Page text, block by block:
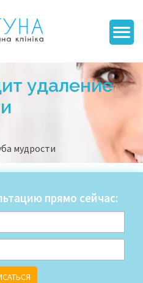
удаление
мудрости
прямо сейчас: